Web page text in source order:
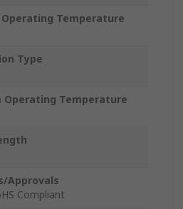
Temperature
Type
Operating Temperature
Approvals
Compliant